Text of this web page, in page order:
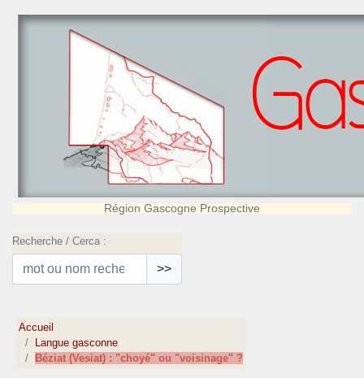
Région Gascogne Prospective
Recherche / Cerca :
>>
Accueil
Langue gasconne
Béziat (Vesiat) : "choyé" ou "voisinage" ?